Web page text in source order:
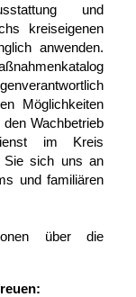
und
kreiseigenen
anwenden.
Möglichkeiten
Wachbetrieb
im Kreis
Sie sich uns an
und familiären
über die